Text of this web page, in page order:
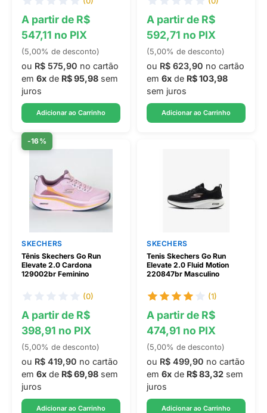
A partir de R$
547,11 no PIX
(5,00% de desconto)
ou R$ 575,90 no cartão
em 6x de R$ 95,98 sem
juros
Adicionar ao Carrinho
A partir de R$
592,71 no PIX
(5,00% de desconto)
ou R$ 623,90 no cartão
em 6x de R$ 103,98
sem juros
Adicionar ao Carrinho
-16%
SKECHERS
Tênis Skechers Go Run
Elevate 2.0 Cardona
129002br Feminino
(0)
A partir de R$
398,91 no PIX
(5,00% de desconto)
ou R$ 419,90 no cartão
em 6x de R$ 69,98 sem
juros
Adicionar ao Carrinho
SKECHERS
Tenis Skechers Go Run
Elevate 2.0 Fluid Motion
220847br Masculino
(1)
A partir de R$
474,91 no PIX
(5,00% de desconto)
ou R$ 499,90 no cartão
em 6x de R$ 83,32 sem
juros
Adicionar ao Carrinho